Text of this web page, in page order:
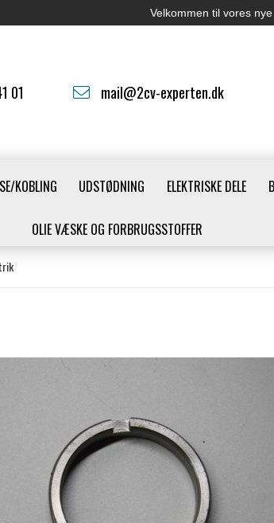
Velkommen til vores
01 mail@2cv-experten.dk
KOBLING UDSTØDNING ELEKTRISKE DELE
OLIE VÆSKE OG FORBRUGSSTOFFER